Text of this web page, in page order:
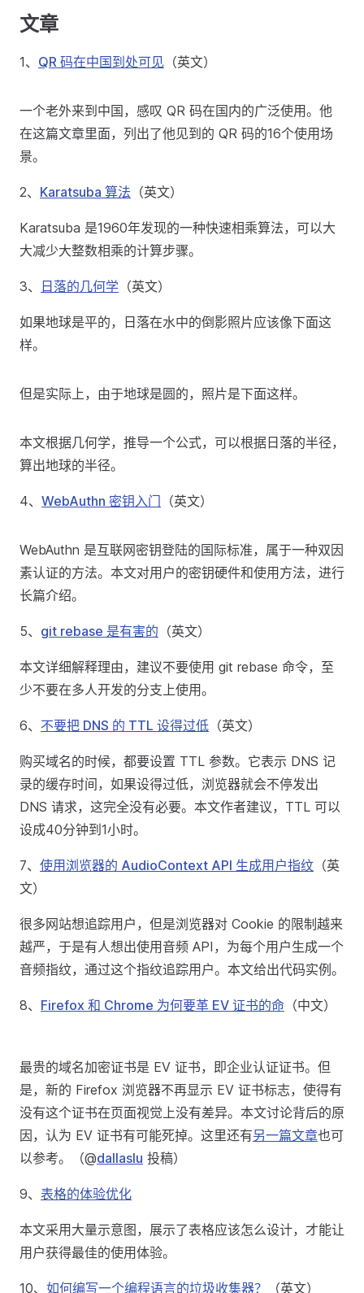
文章
1、 QR 码在中国到处可见 （英文）
一个老外来到中国，感叹 QR 码在国内的广泛使用。他
在这篇文章里面，列出了他见到的 QR 码的16个使用场
景。
2、 Karatsuba 算法 （英文）
Karatsuba 是1960年发现的一种快速相乘算法，可以大
大减少大整数相乘的计算步骤。
3、 日落的几何学 （英文）
如果地球是平的，日落在水中的倒影照片应该像下面这
样。
但是实际上，由于地球是圆的，照片是下面这样。
本文根据几何学，推导一个公式，可以根据日落的半径，
算出地球的半径。
4、 WebAuthn 密钥入门 （英文）
WebAuthn 是互联网密钥登陆的国际标准，属于一种双因
素认证的方法。本文对用户的密钥硬件和使用方法，进行
长篇介绍。
5、 git rebase 是有害的 （英文）
本文详细解释理由，建议不要使用 git rebase 命令，至
少不要在多人开发的分支上使用。
6、 不要把 DNS 的 TTL 设得过低 （英文）
购买域名的时候，都要设置 TTL 参数。它表示 DNS 记
录的缓存时间，如果设得过低，浏览器就会不停发出
DNS 请求，这完全没有必要。本文作者建议，TTL 可以
设成40分钟到1小时。
7、 使用浏览器的 AudioContext API 生成用户指纹 （英
文）
很多网站想追踪用户，但是浏览器对 Cookie 的限制越来
越严，于是有人想出使用音频 API，为每个用户生成一个
音频指纹，通过这个指纹追踪用户。本文给出代码实例。
8、 Firefox 和 Chrome 为何要革 EV 证书的命 （中文）
最贵的域名加密证书是 EV 证书，即企业认证证书。但
是，新的 Firefox 浏览器不再显示 EV 证书标志，使得有
没有这个证书在页面视觉上没有差异。本文讨论背后的原
因，认为 EV 证书有可能死掉。这里还有另一篇文章也可
以参考。（@dallaslu 投稿）
9、 表格的体验优化
本文采用大量示意图，展示了表格应该怎么设计，才能让
用户获得最佳的使用体验。
10、 如何编写一个编程语言的垃圾收集器？ （英文）